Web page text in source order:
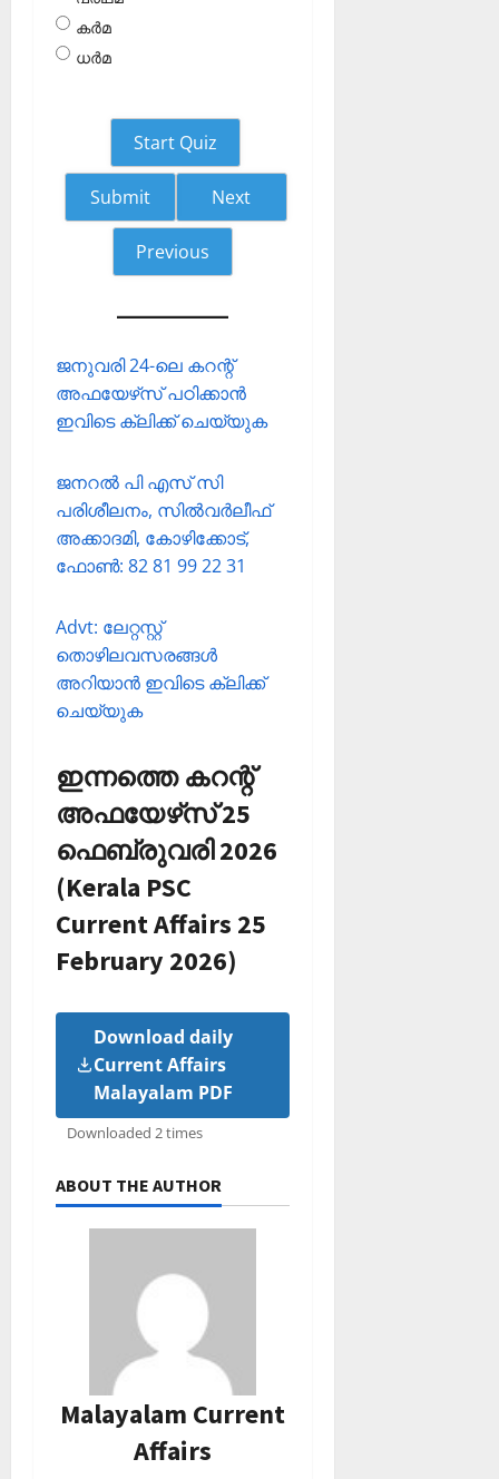
കര്‍മ
ധര്‍മ
Previous
Start Quiz
Next
ജനുവരി 24-ലെ കറന്റ്
അഫയേഴ്‌സ് പഠിക്കാന്‍
ഇവിടെ ക്ലിക്ക് ചെയ്യുക
ജനറല്‍ പി എസ് സി
പരിശീലനം, സില്‍വര്‍ലീഫ്
അക്കാദമി, കോഴിക്കോട്,
ഫോണ്‍: 82 81 99 22 31
Advt: ലേറ്റസ്റ്റ്
തൊഴിലവസരങ്ങള്‍
അറിയാന്‍ ഇവിടെ ക്ലിക്ക്
ചെയ്യുക
ഇന്നത്തെ കറന്റ്
അഫയേഴ്‌സ് 25
ഫെബ്രുവരി 2026
(Kerala PSC
Current Affairs 25
February 2026)
Download daily
Current Affairs
Malayalam PDF
Downloaded 2 times
ABOUT THE AUTHOR
Malayalam Current
Affairs